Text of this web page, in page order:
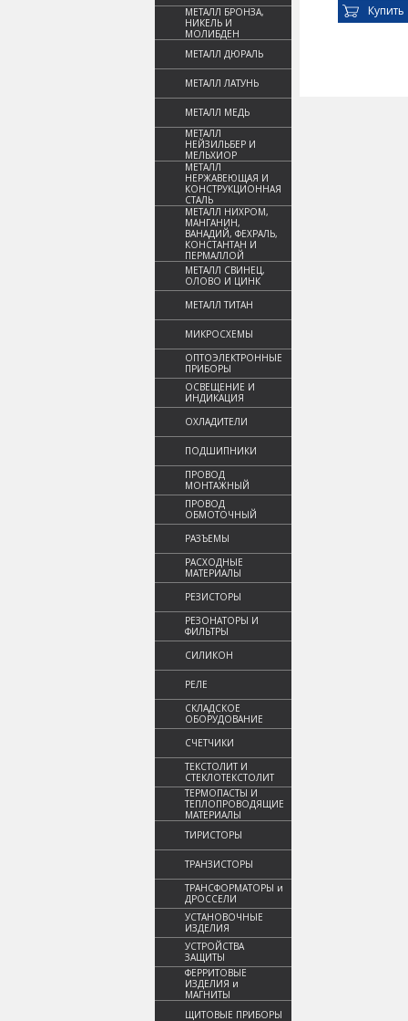
МЕТАЛЛ БРОНЗА,
НИКЕЛЬ И
МОЛИБДЕН
МЕТАЛЛ ДЮРАЛЬ
МЕТАЛЛ ЛАТУНЬ
МЕТАЛЛ МЕДЬ
МЕТАЛЛ
НЕЙЗИЛЬБЕР И
МЕЛЬХИОР
МЕТАЛЛ
НЕРЖАВЕЮЩАЯ И
КОНСТРУКЦИОННАЯ
СТАЛЬ
МЕТАЛЛ НИХРОМ,
МАНГАНИН,
ВАНАДИЙ, ФЕХРАЛЬ,
КОНСТАНТАН И
ПЕРМАЛЛОЙ
МЕТАЛЛ СВИНЕЦ,
ОЛОВО И ЦИНК
МЕТАЛЛ ТИТАН
МИКРОСХЕМЫ
ОПТОЭЛЕКТРОННЫЕ
ПРИБОРЫ
ОСВЕЩЕНИЕ И
ИНДИКАЦИЯ
ОХЛАДИТЕЛИ
ПОДШИПНИКИ
ПРОВОД
МОНТАЖНЫЙ
ПРОВОД
ОБМОТОЧНЫЙ
РАЗЪЕМЫ
РАСХОДНЫЕ
МАТЕРИАЛЫ
РЕЗИСТОРЫ
РЕЗОНАТОРЫ И
ФИЛЬТРЫ
СИЛИКОН
РЕЛЕ
СКЛАДСКОЕ
ОБОРУДОВАНИЕ
СЧЕТЧИКИ
ТЕКСТОЛИТ И
СТЕКЛОТЕКСТОЛИТ
ТЕРМОПАСТЫ И
ТЕПЛОПРОВОДЯЩИЕ
МАТЕРИАЛЫ
ТИРИСТОРЫ
ТРАНЗИСТОРЫ
ТРАНСФОРМАТОРЫ и
ДРОССЕЛИ
УСТАНОВОЧНЫЕ
ИЗДЕЛИЯ
УСТРОЙСТВА
ЗАЩИТЫ
ФЕРРИТОВЫЕ
ИЗДЕЛИЯ и
МАГНИТЫ
ЩИТОВЫЕ ПРИБОРЫ
Купить